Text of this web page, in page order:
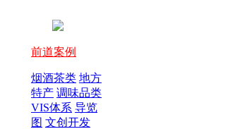
前道案例
烟酒茶类 地方
特产 调味品类
VIS体系 导览
图 文创开发